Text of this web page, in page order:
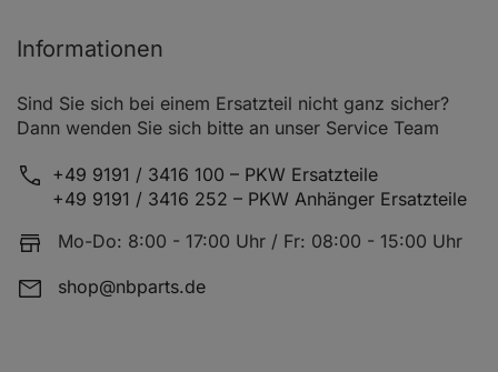
Informationen
Sind Sie sich bei einem Ersatzteil nicht ganz sicher?
Dann wenden Sie sich bitte an unser Service Team
+49 9191 / 3416 100 – PKW Ersatzteile
+49 9191 / 3416 252 – PKW Anhänger Ersatzteile
Mo-Do: 8:00 - 17:00 Uhr / Fr: 08:00 - 15:00 Uhr
shop@nbparts.de